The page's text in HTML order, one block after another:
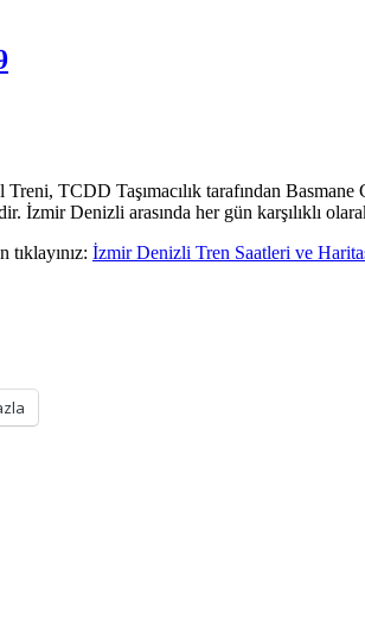
TCDD Taşımacılık tarafından
İzmir Denizli arasında her gün karşılıklı
İzmir Denizli Tren Saatleri ve